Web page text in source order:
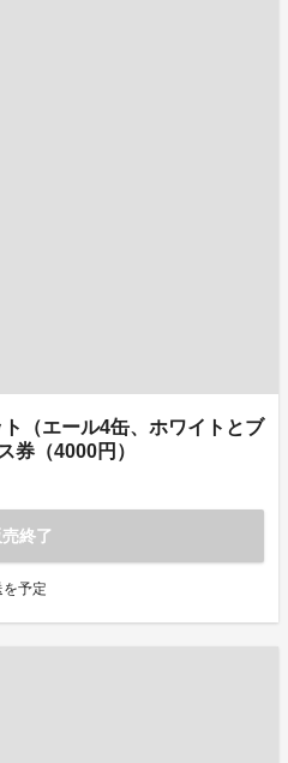
ト（エール4缶、ホワイトとブ
券（4000円）
売終了
予定